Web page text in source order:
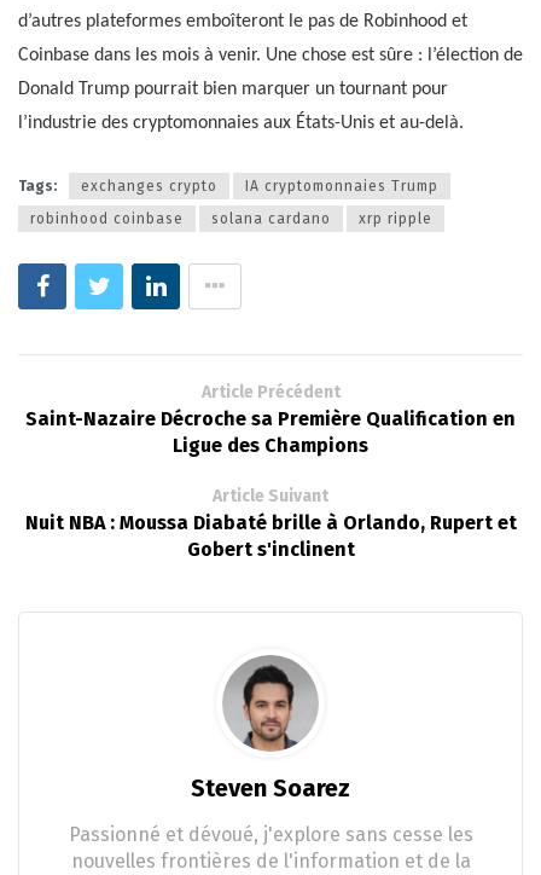
d’autres plateformes emboîteront le pas de Robinhood et
Coinbase dans les mois à venir. Une chose est sûre : l’élection de
Donald Trump pourrait bien marquer un tournant pour
l’industrie des cryptomonnaies aux États-Unis et au-delà.
Tags: exchanges crypto
IA cryptomonnaies Trump
robinhood coinbase
solana cardano xrp ripple
Article Précédent
Saint-Nazaire Décroche sa Première Qualification en
Ligue des Champions
Article Suivant
Nuit NBA : Moussa Diabaté brille à Orlando, Rupert et
Gobert s'inclinent
Steven Soarez
Passionné et dévoué, j'explore sans cesse les
nouvelles frontières de l'information et de la